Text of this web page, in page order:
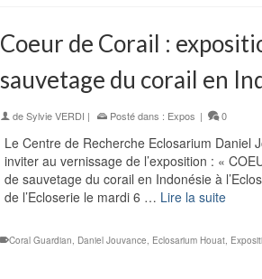
Coeur de Corail :
sauvetage du corail en
deSylvie VERDI | Posté dans : Expos | 0
Le Centre de Recherche Eclosarium Daniel
inviter au vernissage de l’exposition : «
de sauvetage du corail en Indonésie à
de l’Ecloserie le mardi 6 … Lire la suite
Coral Guardian Daniel Jouvance Eclosarium Houat,